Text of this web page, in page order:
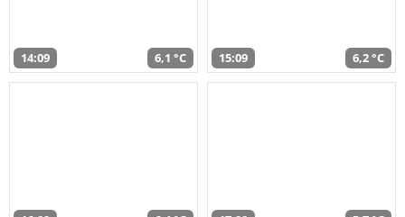
14:09 6,1 °C 15:09 6,2 °C